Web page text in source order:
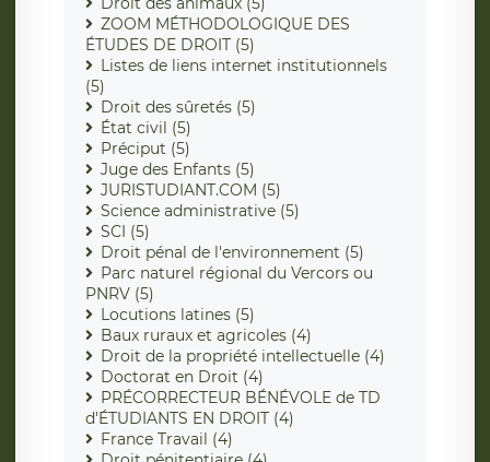
ZOOM MÉTHODOLOGIQUE DES
ÉTUDES DE DROIT (5)
Listes de liens internet institutionnels
(5)
Droit des sûretés (5)
État civil (5)
Préciput (5)
Juge des Enfants (5)
JURISTUDIANT.COM (5)
Science administrative (5)
SCI (5)
Droit pénal de l'environnement (5)
Parc naturel régional du Vercors ou
PNRV (5)
Locutions latines (5)
Baux ruraux et agricoles (4)
Droit de la propriété intellectuelle (4)
Doctorat en Droit (4)
PRÉCORRECTEUR BÉNÉVOLE de TD
d'ÉTUDIANTS EN DROIT (4)
France Travail (4)